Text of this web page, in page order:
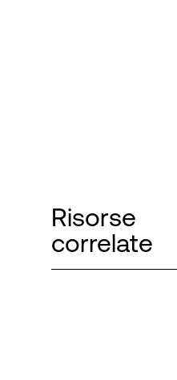
Risorse
correlate